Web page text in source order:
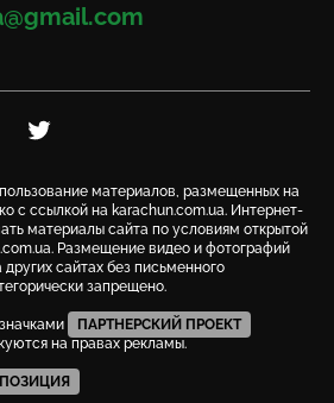
на Telegram
Посилання на Twitter
материалов, размещенных на
с ссылкой на karachun.com.ua. Интернет-
материалы сайта по условиям открытой
Размещение видео и фотографий
сайтах без письменного
запрещено.
ПАРТНЕРСКИЙ ПРОЕКТ
на правах рекламы.
ПОЗИЦИЯ